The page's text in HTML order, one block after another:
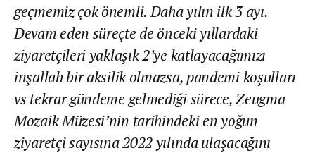
geçmemiz çok önemli. Daha yılın ilk 3 ayı.
Devam eden süreçte de önceki yıllardaki
ziyaretçileri yaklaşık 2’ye katlayacağımızı
inşallah bir aksilik olmazsa, pandemi koşulları
vs tekrar gündeme gelmediği sürece, Zeugma
Mozaik Müzesi’nin tarihindeki en yoğun
ziyaretçi sayısına 2022 yılında ulaşacağını